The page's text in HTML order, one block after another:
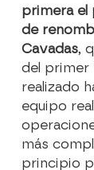
primera el
de
Cavadas,
del primer
realizado
equipo
más
principio